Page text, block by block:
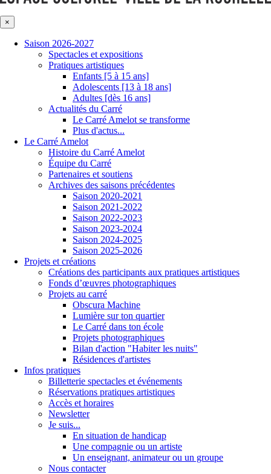
×
Saison 2026-2027
Spectacles et expositions
Pratiques artistiques
Enfants [5 à 15 ans]
Adolescents [13 à 18 ans]
Adultes [dès 16 ans]
Actualités du Carré
Le Carré Amelot se transforme
Plus d'actus...
Le Carré Amelot
Histoire du Carré Amelot
Équipe du Carré
Partenaires et soutiens
Archives des saisons précédentes
Saison 2020-2021
Saison 2021-2022
Saison 2022-2023
Saison 2023-2024
Saison 2024-2025
Saison 2025-2026
Projets et créations
Créations des participants aux pratiques artistiques
Fonds d’œuvres photographiques
Projets au carré
Obscura Machine
Lumière sur ton quartier
Le Carré dans ton école
Projets photographiques
Bilan d'action "Habiter les nuits"
Résidences d'artistes
Infos pratiques
Billetterie spectacles et événements
Réservations pratiques artistiques
Accès et horaires
Newsletter
Je suis...
En situation de handicap
Une compagnie ou un artiste
Un enseignant, animateur ou un groupe
Nous contacter